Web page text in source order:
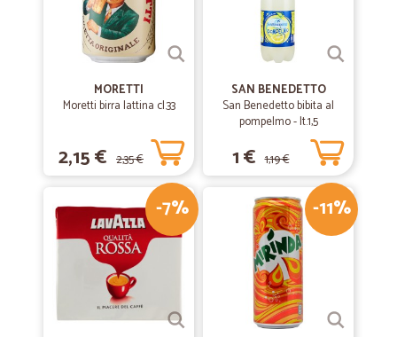
MORETTI
Moretti birra lattina cl.33
2,15 € 2,35 €
SAN BENEDETTO
San Benedetto bibita al
pompelmo - lt.1,5
1 € 1,19 €
-7% -11%